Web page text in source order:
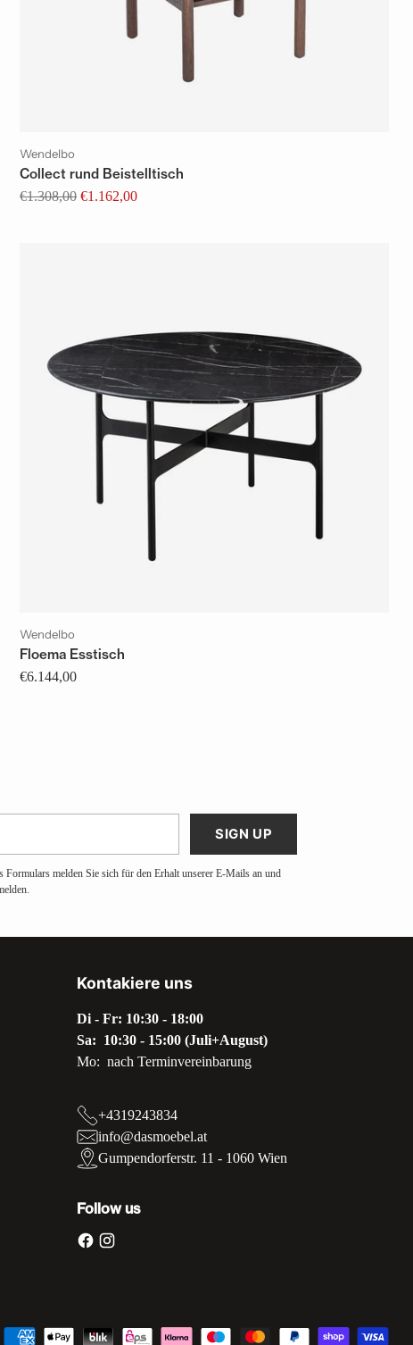
Wendelbo
Collect rund Beistelltisch
Regular
€1.308,00 €1.162,00
Wendelbo
Floema Esstisch
€6.144,00
SIGN UP
Formulars melden Sie sich für den Erhalt unserer E-Mails an und
Kontakiere uns
Di - Fr: 10:30 - 18:00
Sa: 10:30 - 15:00 (Juli+August)
Mo: nach Terminvereinbarung
+4319243834
info@dasmoebel.at
Gumpendorferstr. 11 - 1060 Wien
Follow us